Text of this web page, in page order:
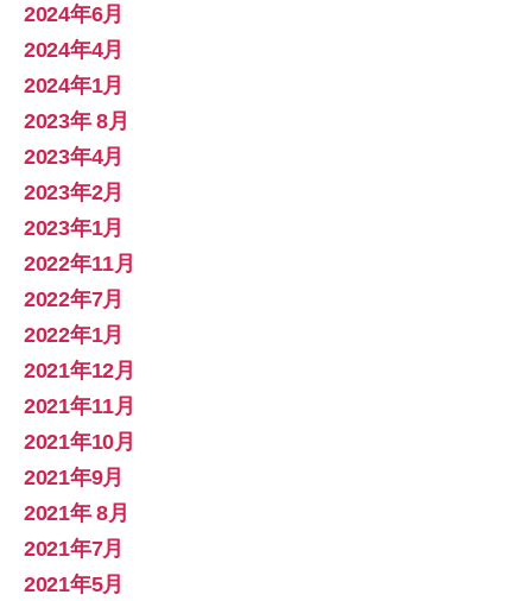
2024年6月
2024年4月
2024年1月
2023年 8月
2023年4月
2023年2月
2023年1月
2022年11月
2022年7月
2022年1月
2021年12月
2021年11月
2021年10月
2021年9月
2021年 8月
2021年7月
2021年5月